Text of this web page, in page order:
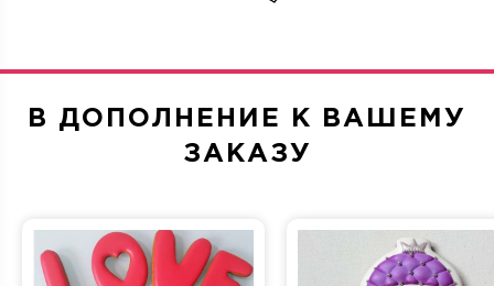
В ДОПОЛНЕНИЕ К ВАШЕМУ
ЗАКАЗУ